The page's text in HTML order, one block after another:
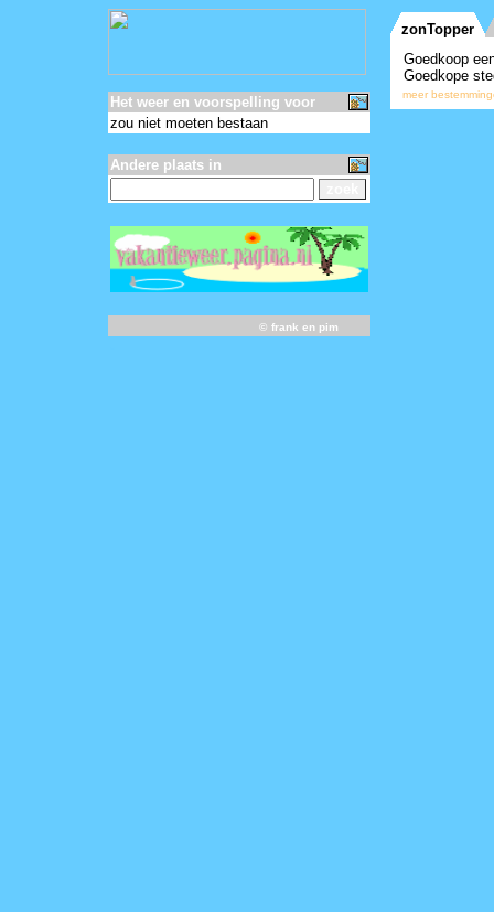
Het weer en voorspelling voor
zou niet moeten bestaan
Andere plaats in
© frank en pim